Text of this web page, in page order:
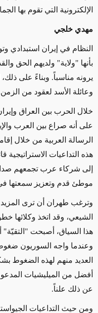
الإلكترونية التي تقوم بها
مهدي خلجي
النظام في إيران استبدادي
بأنها "ولاية" ولديهم الحق
يرونه مناسباً. وبناءً على ذلك،
وعائلة الأسد لعقود من
خلال الحرب بين العراق
على أنه صراع بين العرب
الرسالة العربية من خلال
هذه التداعيات الاستراتيجية
إلى شركاء عرب تجمعهم
موطئ قدم وتعزيز سمعتها
وترغب طهران أن ترى
الشيعي، وقد اتخذ وكلائها
هذا السياق، أصبحت "التقيّة"
وعندما واجه السوريون
العديد منهم لهذه الضغوط
أفضل من الميليشيات
عن ذلك علناً.
ومن حيث التداعيات